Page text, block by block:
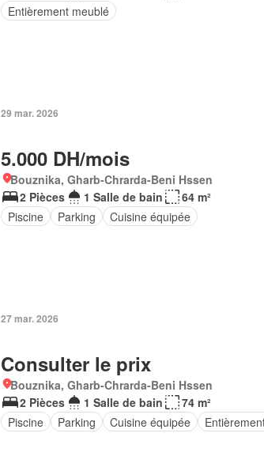
Entièrement meublé
29 mar. 2026
5.000 DH/mois
Bouznika, Gharb-Chrarda-Beni Hssen
2 Pièces
1 Salle de bain
64 m²
Piscine
Parking Cuisine équipée
27 mar. 2026
Consulter le prix
Bouznika, Gharb-Chrarda-Beni Hssen
2 Pièces
1 Salle de bain
74 m²
Piscine
Parking Cuisine équipée